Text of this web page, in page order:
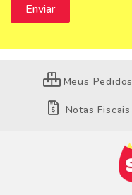
Meus Pedidos
Notas Fiscais